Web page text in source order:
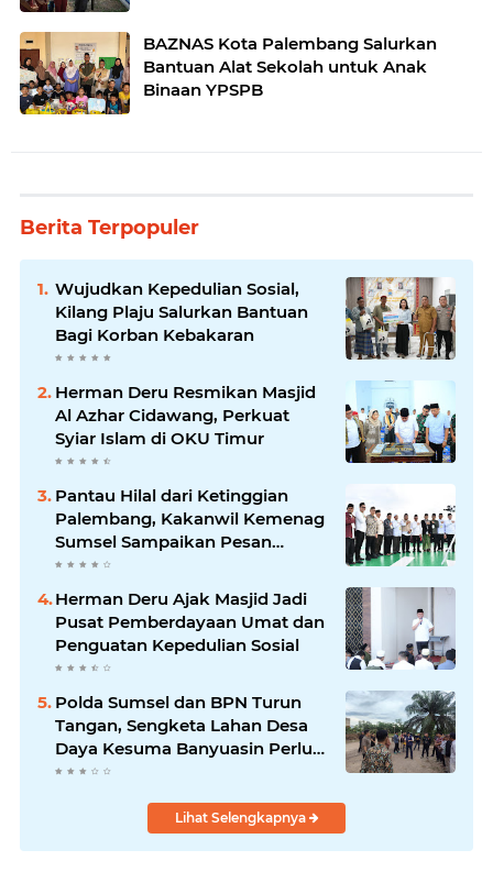
BAZNAS Kota Palembang Salurkan
Bantuan Alat Sekolah untuk Anak
Binaan YPSPB
Berita Terpopuler
Wujudkan Kepedulian Sosial,
Kilang Plaju Salurkan Bantuan
Bagi Korban Kebakaran
Herman Deru Resmikan Masjid
Al Azhar Cidawang, Perkuat
Syiar Islam di OKU Timur
Pantau Hilal dari Ketinggian
Palembang, Kakanwil Kemenag
Sumsel Sampaikan Pesan
Kerukunan
Herman Deru Ajak Masjid Jadi
Pusat Pemberdayaan Umat dan
Penguatan Kepedulian Sosial
Polda Sumsel dan BPN Turun
Tangan, Sengketa Lahan Desa
Daya Kesuma Banyuasin Perlu
Kepastian Hukum
Lihat Selengkapnya